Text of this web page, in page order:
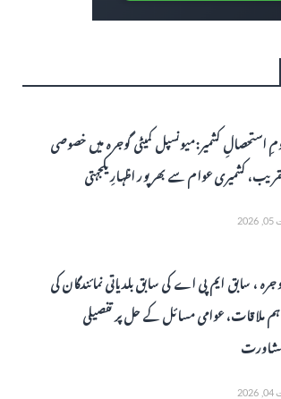
استحصالِ کشمیر: میونسپل کمیٹی گوجرہ میں خصوصی
کشمیری عوام سے بھرپور اظہارِ یکجہتی
، سابق ایم پی اے کی سابق بلدیاتی نمائندگان کی
ملاقات، عوامی مسائل کے حل پر تفصیلی